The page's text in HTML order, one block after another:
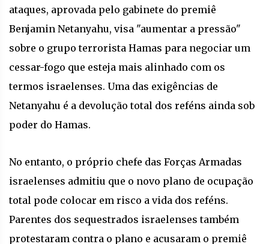
ataques, aprovada pelo gabinete do premiê
Benjamin Netanyahu, visa "aumentar a pressão"
sobre o grupo terrorista Hamas para negociar um
cessar-fogo que esteja mais alinhado com os
termos israelenses. Uma das exigências de
Netanyahu é a devolução total dos reféns ainda sob
poder do Hamas.
No entanto, o próprio chefe das Forças Armadas
israelenses admitiu que o novo plano de ocupação
total pode colocar em risco a vida dos reféns.
Parentes dos sequestrados israelenses também
protestaram contra o plano e acusaram o premiê